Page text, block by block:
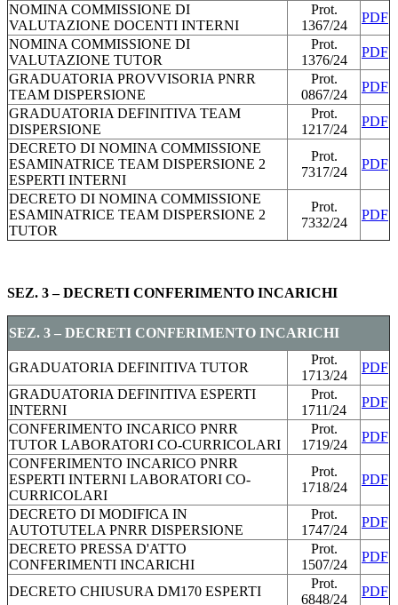
NOMINA COMMISSIONE DI
VALUTAZIONE DOCENTI INTERNI
Prot.
1367/24
PDF
NOMINA COMMISSIONE DI
VALUTAZIONE TUTOR
Prot.
1376/24
PDF
GRADUATORIA PROVVISORIA PNRR
TEAM DISPERSIONE
Prot.
0867/24
PDF
GRADUATORIA DEFINITIVA TEAM
DISPERSIONE
Prot.
1217/24
PDF
DECRETO DI NOMINA COMMISSIONE
ESAMINATRICE TEAM DISPERSIONE 2
ESPERTI INTERNI
Prot.
7317/24
PDF
DECRETO DI NOMINA COMMISSIONE
ESAMINATRICE TEAM DISPERSIONE 2
TUTOR
Prot.
7332/24
PDF
SEZ. 3 – DECRETI CONFERIMENTO INCARICHI
SEZ. 3 – DECRETI CONFERIMENTO INCARICHI
GRADUATORIA DEFINITIVA TUTOR
Prot.
1713/24
PDF
GRADUATORIA DEFINITIVA ESPERTI
INTERNI
Prot.
1711/24
PDF
CONFERIMENTO INCARICO PNRR
TUTOR LABORATORI CO-CURRICOLARI
Prot.
1719/24
PDF
CONFERIMENTO INCARICO PNRR
ESPERTI INTERNI LABORATORI CO-
CURRICOLARI
Prot.
1718/24
PDF
DECRETO DI MODIFICA IN
AUTOTUTELA PNRR DISPERSIONE
Prot.
1747/24
PDF
DECRETO PRESSA D'ATTO
CONFERIMENTI INCARICHI
Prot.
1507/24
PDF
DECRETO CHIUSURA DM170 ESPERTI
Prot.
6848/24
PDF